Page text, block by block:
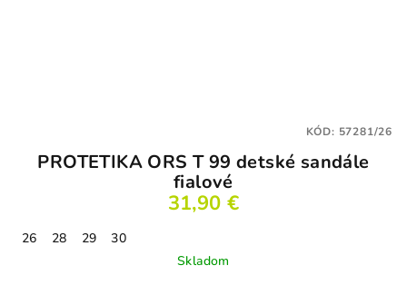
PROTETIKA ORS T 99 detské sandále
fialové
31,90 €
26 28 29
30
Skladom
KÓD: 57281/26